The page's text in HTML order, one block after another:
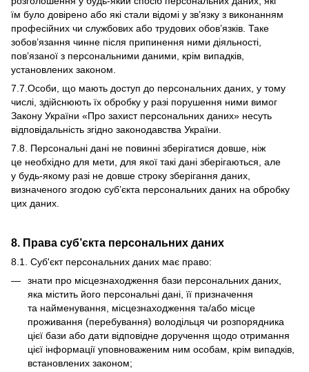
їм було довірено або які стали відомі у зв’язку з виконанням
професійних чи службових або трудових обов’язків. Таке
зобов’язання чинне після припинення ними діяльності,
пов’язаної з персональними даними, крім випадків,
установлених законом.
7.7.Особи, що мають доступ до персональних даних, у тому
числі, здійснюють їх обробку у разі порушення ними вимог
Закону України «Про захист персональних даних» несуть
відповідальність згідно законодавства України.
7.8. Персональні дані не повинні зберігатися довше, ніж
це необхідно для мети, для якої такі дані зберігаються, але
у будь-якому разі не довше строку зберігання даних,
визначеного згодою суб’єкта персональних даних на обробку
цих даних.
8. Права суб’єкта персональних даних
8.1. Суб'єкт персональних даних має право:
знати про місцезнаходження бази персональних даних,
яка містить його персональні дані, її призначення
та найменування, місцезнаходження та/або місце
проживання (перебування) володільця чи розпорядника
цієї бази або дати відповідне доручення щодо отримання
цієї інформації уповноваженим ним особам, крім випадків,
встановлених законом;